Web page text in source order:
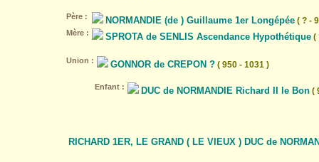
Père : NORMANDIE (de ) Guillaume 1er Longépée ( ? -
Mère : SPROTA de SENLIS Ascendance Hypothétique (
Union : GONNOR de CREPON ? ( 950 - 1031 )
Enfant : DUC de NORMANDIE Richard II le Bon (
RICHARD 1ER, LE GRAND ( LE VIEUX ) DUC de